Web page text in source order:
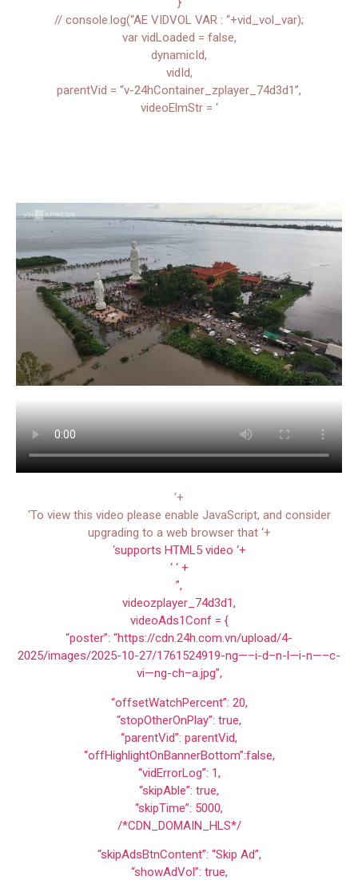
// console.log(“AE VIDVOL VAR : “+vid_vol_var);
var vidLoaded = false,
dynamicId,
vidId,
parentVid = “v-24hContainer_zplayer_74d3d1”,
videoElmStr = ‘
‘+
‘To view this video please enable JavaScript, and consider
upgrading to a web browser that ‘+
‘supports HTML5 video ‘+
‘ ‘ +
”,
videozplayer_74d3d1,
videoAds1Conf = {
“poster”: “https://cdn.24h.com.vn/upload/4-
2025/images/2025-10-27/1761524919-ng—–i-d–n-l—i-n—–c-
vi—ng-ch–a.jpg”,
“offsetWatchPercent”: 20,
“stopOtherOnPlay”: true,
“parentVid”: parentVid,
“offHighlightOnBannerBottom”:false,
“vidErrorLog”: 1,
“skipAble”: true,
“skipTime”: 5000,
/*CDN_DOMAIN_HLS*/
“skipAdsBtnContent”: “Skip Ad”,
“showAdVol”: true,